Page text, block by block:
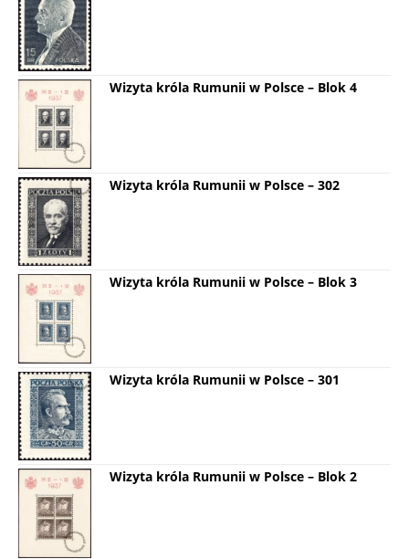
Wizyta króla Rumunii w Polsce – Blok 4
Wizyta króla Rumunii w Polsce – 302
Wizyta króla Rumunii w Polsce – Blok 3
Wizyta króla Rumunii w Polsce – 301
Wizyta króla Rumunii w Polsce – Blok 2